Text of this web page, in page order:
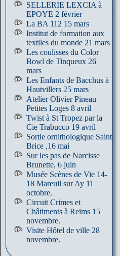
SELLERIE LEXCIA à
EPOYE 2 février
La BA 112 15 mars
Institut de formation aux
textiles du monde 21 mars
Les coulisses du Color
Bowl de Tinqueux 26
mars
Les Enfants de Bacchus à
Hautvillers 25 mars
Atelier Olivier Pineau
Petites Loges 8 avril
Twist à St Tropez par la
Cie Trabucco 19 avril
Sortie ornithologique Saint
Brice ,16 mai
Sur les pas de Narcisse
Brunette, 6 juin
Musée Scènes de Vie 14-
18 Mareuil sur Ay 11
octobre.
Circuit Crimes et
Châtiments à Reims 15
novembre.
Visite Hôtel de ville 28
novembre.